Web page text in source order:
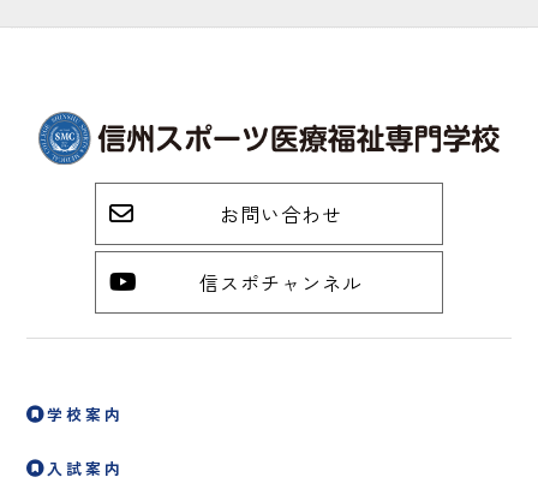
お問い合わせ
信スポチャンネル
学校案内
入試案内